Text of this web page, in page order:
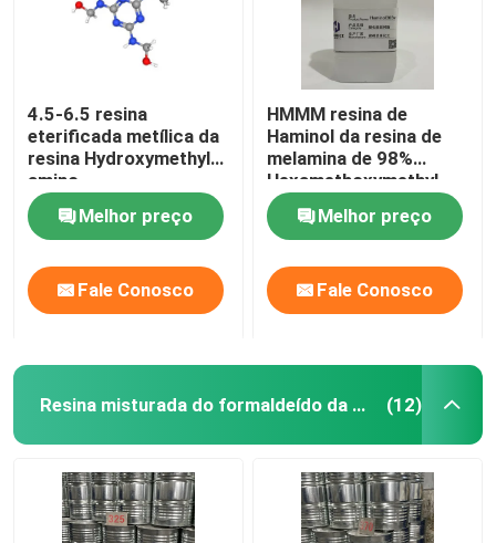
Paraformaldeído
4.5-6.5 resina
eterificada metílica da
resina Hydroxymethyl
amino
Melhor preço
Fale Conosco
HMMM resina de
Haminol da resina de
melamina de 98%
Hexamethoxymethyl
Melhor preço
Fale Conosco
Resina misturada do formaldeído da melamina (12)